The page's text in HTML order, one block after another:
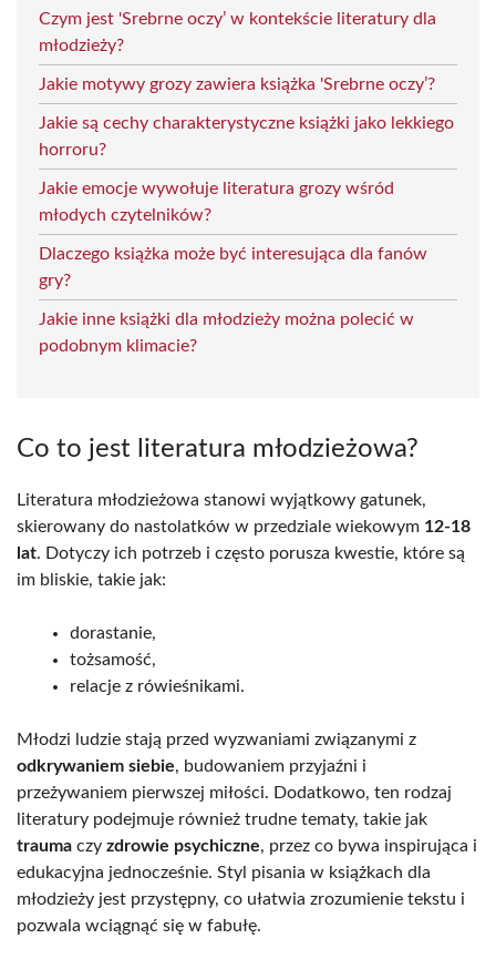
Czym jest 'Srebrne oczy’ w kontekście literatury dla
młodzieży?
Jakie motywy grozy zawiera książka 'Srebrne oczy’?
Jakie są cechy charakterystyczne książki jako lekkiego
horroru?
Jakie emocje wywołuje literatura grozy wśród
młodych czytelników?
Dlaczego książka może być interesująca dla fanów
gry?
Jakie inne książki dla młodzieży można polecić w
podobnym klimacie?
Co to jest literatura młodzieżowa?
Literatura młodzieżowa stanowi wyjątkowy gatunek,
skierowany do nastolatków w przedziale wiekowym 12-18
lat. Dotyczy ich potrzeb i często porusza kwestie, które są
im bliskie, takie jak:
dorastanie,
tożsamość,
relacje z rówieśnikami.
Młodzi ludzie stają przed wyzwaniami związanymi z
odkrywaniem siebie, budowaniem przyjaźni i
przeżywaniem pierwszej miłości. Dodatkowo, ten rodzaj
literatury podejmuje również trudne tematy, takie jak
trauma czy zdrowie psychiczne, przez co bywa inspirująca i
edukacyjna jednocześnie. Styl pisania w książkach dla
młodzieży jest przystępny, co ułatwia zrozumienie tekstu i
pozwala wciągnąć się w fabułę.